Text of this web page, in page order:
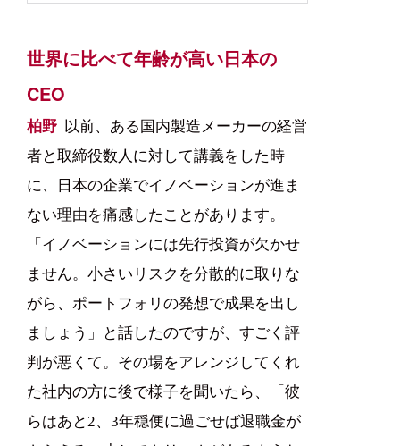
世界に比べて年齢が高い日本の
CEO
柏野 以前、ある国内製造メーカーの経営
者と取締役数人に対して講義をした時
に、日本の企業でイノベーションが進ま
ない理由を痛感したことがあります。
「イノベーションには先行投資が欠かせ
ません。小さいリスクを分散的に取りな
がら、ポートフォリの発想で成果を出し
ましょう」と話したのですが、すごく評
判が悪くて。その場をアレンジしてくれ
た社内の方に後で様子を聞いたら、「彼
らはあと2、3年穏便に過ごせば退職金が